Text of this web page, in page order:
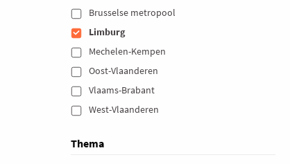
Brusselse metropool
Limburg
Mechelen-Kempen
Oost-Vlaanderen
Vlaams-Brabant
West-Vlaanderen
Thema